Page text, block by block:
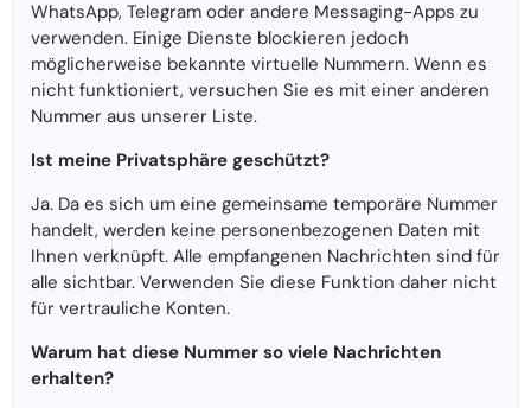
WhatsApp, Telegram oder andere Messaging-Apps zu
verwenden. Einige Dienste blockieren jedoch
möglicherweise bekannte virtuelle Nummern. Wenn es
nicht funktioniert, versuchen Sie es mit einer anderen
Nummer aus unserer Liste.
Ist meine Privatsphäre geschützt?
Ja. Da es sich um eine gemeinsame temporäre Nummer
handelt, werden keine personenbezogenen Daten mit
Ihnen verknüpft. Alle empfangenen Nachrichten sind für
alle sichtbar. Verwenden Sie diese Funktion daher nicht
für vertrauliche Konten.
Warum hat diese Nummer so viele Nachrichten
erhalten?